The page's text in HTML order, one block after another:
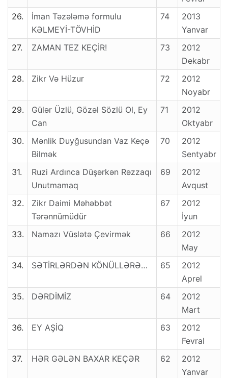
26.
İman Təzələmə formulu
KƏLMEYİ-TÖVHİD
74
2013
Yanvar
27.
ZAMAN TEZ KEÇİR! 73
2012
Dekabr
28.
Zikr Və Hüzur 72
2012
Noyabr
29.
Gülər Üzlü, Gözəl Sözlü Ol, Ey
Can
71
2012
Oktyabr
30.
Mənlik Duyğusundan Vaz Keçə
Bilmək
70
2012
Sentyabr
31.
Ruzi Ardınca Düşərkən Rəzzaqı
Unutmamaq
69
2012
Avqust
32.
Zikr Daimi Məhəbbət
Tərənnümüdür
67
2012
İyun
33.
Namazı Vüslətə Çevirmək 66
2012
May
34.
SƏTİRLƏRDƏN KÖNÜLLƏRƏ… 65
2012
Aprel
35.
DƏRDİMİZ 64
2012
Mart
36.
EY AŞİQ 63
2012
Fevral
37.
HƏR GƏLƏN BAXAR KEÇƏR 62
2012
Yanvar